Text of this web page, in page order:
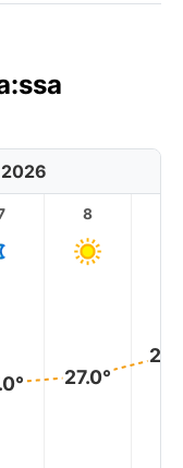
8
27.0°